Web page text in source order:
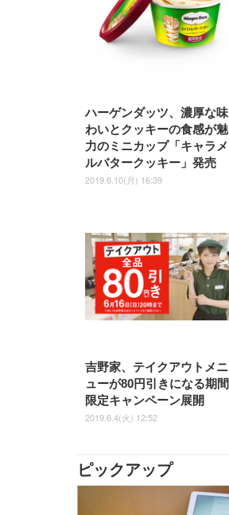
ハーゲンダッツ、濃厚な味
わいとクッキーの食感が魅
力のミニカップ「キャラメ
ルバタークッキー」発売
2019.6.10(月) 16:39
吉野家、テイクアウトメニ
ューが80円引きになる期間
限定キャンペーン展開
2019.6.4(火) 12:52
ピックアップ